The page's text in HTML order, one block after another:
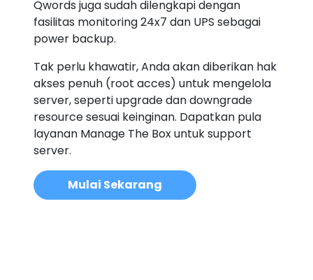
Qwords juga sudah dilengkapi dengan
fasilitas monitoring 24x7 dan UPS sebagai
power backup.
Tak perlu khawatir, Anda akan diberikan hak
akses penuh (root acces) untuk mengelola
server, seperti upgrade dan downgrade
resource sesuai keinginan. Dapatkan pula
layanan Manage The Box untuk support
server.
Mulai Sekarang